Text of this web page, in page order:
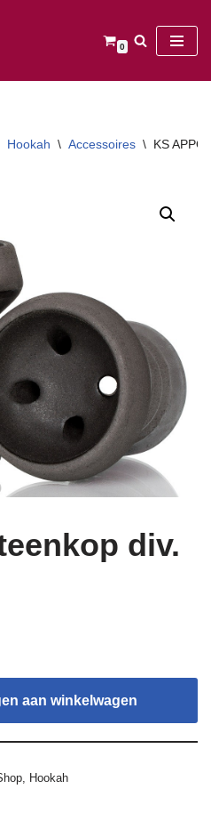
0
Hookah \ Accessoires \ KS
div.
aan winkelwagen
Hookah